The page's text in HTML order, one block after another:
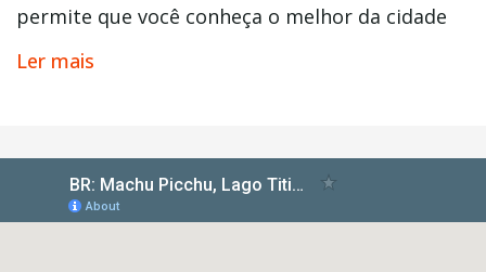
permite que você conheça o melhor da cidade
Cusco
ruínas da cidade perdida de
famoso e maravilhoso Lago Titicaca
fechar com chave de ouro, chegamos a
Ler mais